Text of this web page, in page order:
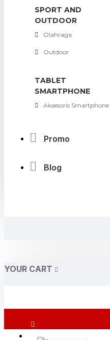
SPORT AND
OUTDOOR
Olahraga
Outdoor
TABLET
SMARTPHONE
Aksesoris Smartphone
Promo
Blog
YOUR CART